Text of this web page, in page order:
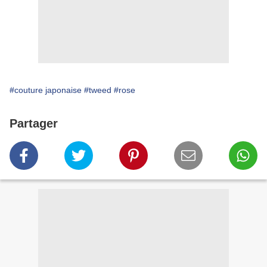
#couture japonaise #tweed #rose
Partager